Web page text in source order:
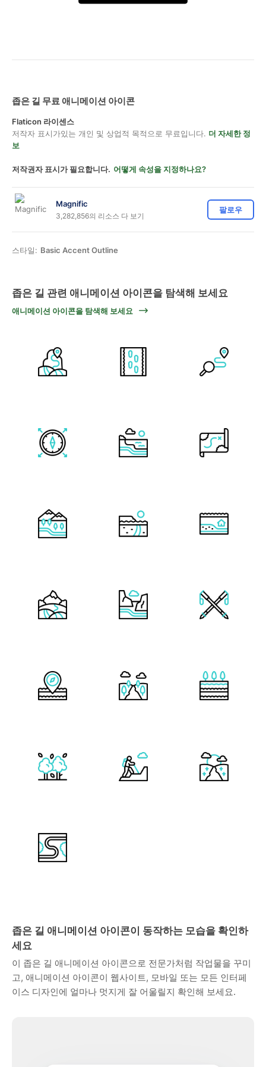
좁은 길 무료 애니메이션 아이콘
Flaticon 라이센스
저작자 표시가있는 개인 및 상업적 목적으로 무료입니다. 더 자세한 정
보
저작권자 표시가 필요합니다. 어떻게 속성을 지정하나요?
Magnific
3,282,856의 리소스 다 보기
팔로우
스타일: Basic Accent Outline
좁은 길 관련 애니메이션 아이콘을 탐색해 보세요
애니메이션 아이콘을 탐색해 보세요
좁은 길 애니메이션 아이콘이 동작하는 모습을 확인하
세요
이 좁은 길 애니메이션 아이콘으로 전문가처럼 작업물을 꾸미
고, 애니메이션 아이콘이 웹사이트, 모바일 또는 모든 인터페
이스 디자인에 얼마나 멋지게 잘 어울릴지 확인해 보세요.